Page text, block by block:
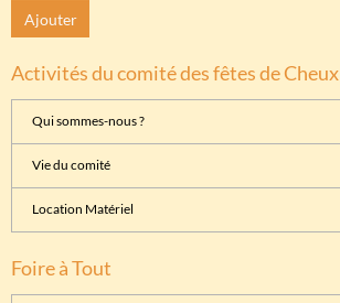
Ajouter
Activités du comité des fêtes de Cheux
Qui sommes-nous ?
Vie du comité
Location Matériel
Foire à Tout